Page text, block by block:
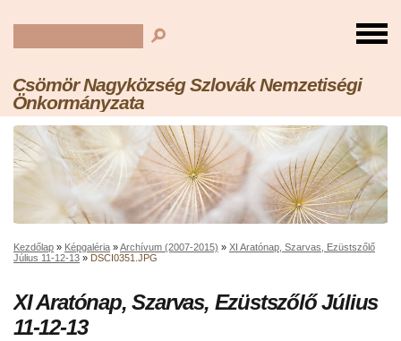
Csömör Nagyközség Szlovák Nemzetiségi
Önkormányzata
Kezdőlap » Képgaléria »Archívum (2007-2015) » XI Aratónap, Szarvas, Ezüstszőlő
Július 11-12-13 » DSCI0351.JPG
XI Aratónap, Szarvas, Ezüstszőlő Július
11-12-13